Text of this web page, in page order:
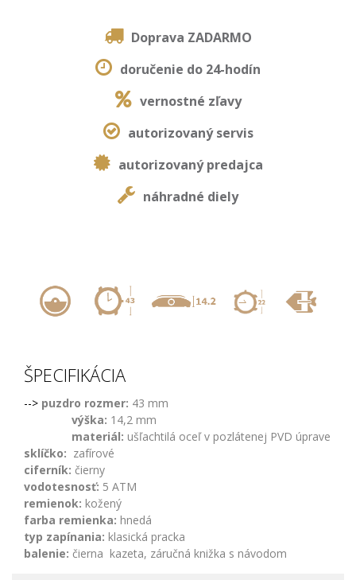
Doprava ZADARMO
doručenie do 24-hodín
vernostné zľavy
autorizovaný servis
autorizovaný predajca
náhradné diely
ŠPECIFIKÁCIA
--> puzdro rozmer: 43 mm
výška: 14,2 mm
materiál: ušľachtilá oceľ v pozlátenej PVD úprave
sklíčko: zafírové
ciferník: čierny
vodotesnosť: 5 ATM
remienok: kožený
farba remienka: hnedá
typ zapínania: klasická pracka
balenie: čierna kazeta, záručná knižka s návodom